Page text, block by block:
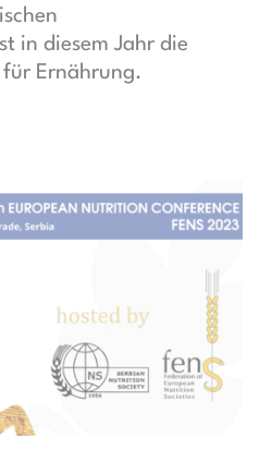
in diesem Jahr die
für Ernährung.